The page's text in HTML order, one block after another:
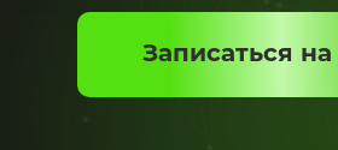
Записаться на